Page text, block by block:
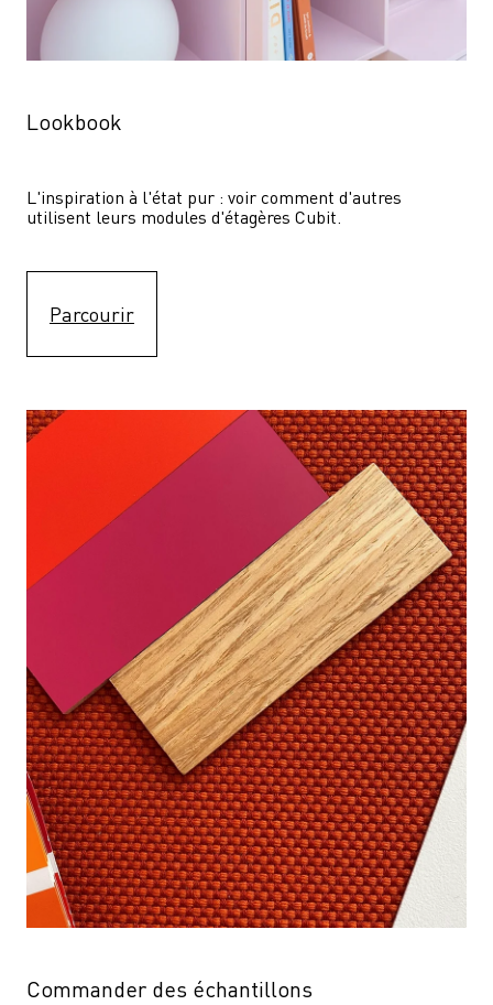
Lookbook
L'inspiration à l'état pur : voir comment d'autres
utilisent leurs modules d'étagères Cubit.
Parcourir
Commander des échantillons